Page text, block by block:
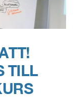
TILL